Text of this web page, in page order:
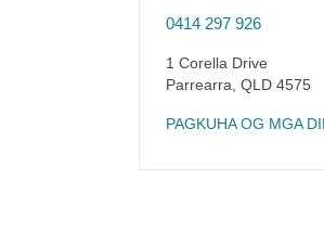
0414 297 926
1 Corella Drive
Parrearra QLD 4575
PAGKUHA OG MGA